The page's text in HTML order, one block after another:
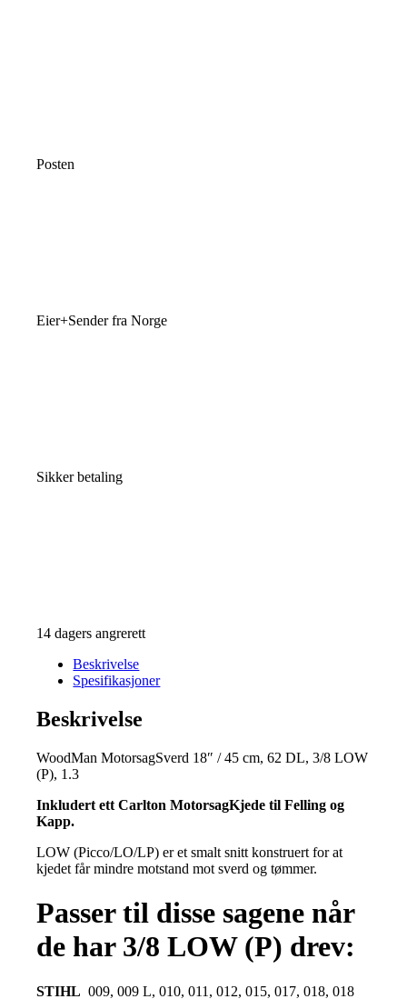
Posten
Eier+Sender fra Norge
Sikker betaling
14 dagers angrerett
Beskrivelse
Spesifikasjoner
Beskrivelse
WoodMan MotorsagSverd 18″ / 45 cm, 62 DL, 3/8 LOW
(P), 1.3
Inkludert ett Carlton MotorsagKjede til Felling og
Kapp.
LOW (Picco/LO/LP) er et smalt snitt konstruert for at
kjedet får mindre motstand mot sverd og tømmer.
Passer til disse sagene når
de har 3/8 LOW (P) drev:
STIHL 009, 009 L, 010, 011, 012, 015, 017, 018, 018